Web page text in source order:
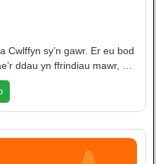
Cwlffyn sy’n gawr. Er eu bod
ddau yn ffrindiau mawr, …